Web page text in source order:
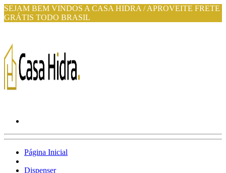
SEJAM BEM VINDOS A CASA HIDRA / APROVEITE FRETE
GRÁTIS TODO BRASIL
Página Inicial
Dispenser